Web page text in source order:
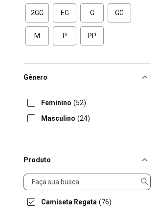
2GG EG G GG
M P PP
Gênero
Feminino (52)
Masculino (24)
Produto
Produto
Camiseta Regata (76)